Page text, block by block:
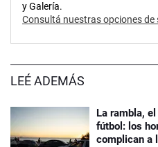
y Galería.
Consultá nuestras opciones de
LEÉ ADEMÁS
La rambla,
fútbol: los
complican a